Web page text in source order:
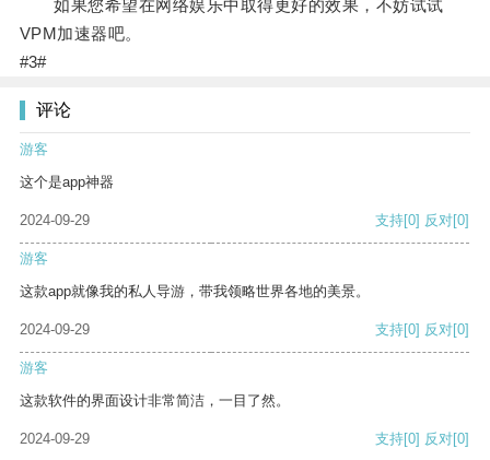
如果您希望在网络娱乐中取得更好的效果，不妨试试
VPM加速器吧。
#3#
评论
游客
这个是app神器
2024-09-29 支持[0] 反对[0]
游客
这款app就像我的私人导游，带我领略世界各地的美景。
2024-09-29 支持[0] 反对[0]
游客
这款软件的界面设计非常简洁，一目了然。
2024-09-29 支持[0] 反对[0]